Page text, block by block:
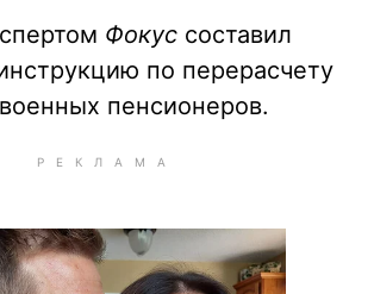
Фокус составил
по перерасчету
пенсионеров.